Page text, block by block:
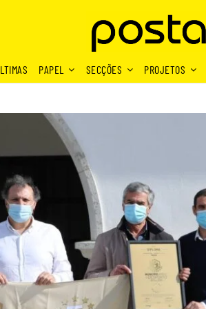
PAPEL SECÇÕES PROJETOS